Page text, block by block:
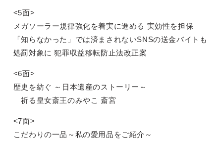
<5面>
メガソーラー規律強化を着実に進める 実効性を担保
「知らなかった」では済まされないSNSの送金バイトも
処罰対象に 犯罪収益移転防止法改正案
<6面>
歴史を紡ぐ ～日本遺産のストーリー～
祈る皇女斎王のみやこ 斎宮
<7面>
こだわりの一品～私の愛用品をご紹介～